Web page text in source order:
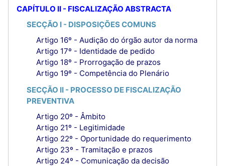
CAPÍTULO II - FISCALIZAÇÃO ABSTRACTA
SECÇÃO I - DISPOSIÇÕES COMUNS
Artigo 16º - Audição do órgão autor da norma
Artigo 17º - Identidade de pedido
Artigo 18º - Prorrogação de prazos
Artigo 19º - Competência do Plenário
SECÇÃO II - PROCESSO DE FISCALIZAÇÃO
PREVENTIVA
Artigo 20º - Âmbito
Artigo 21º - Legitimidade
Artigo 22º - Oportunidade do requerimento
Artigo 23º - Tramitação e prazos
Artigo 24º - Comunicação da decisão